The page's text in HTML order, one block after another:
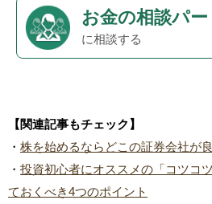
お金の相談パ
に相談する
【関連記事もチェック】
・ 株を始めるならどこの証券会社が
・ 投資初心者にオススメの「コツコ
ておくべき4つのポイント